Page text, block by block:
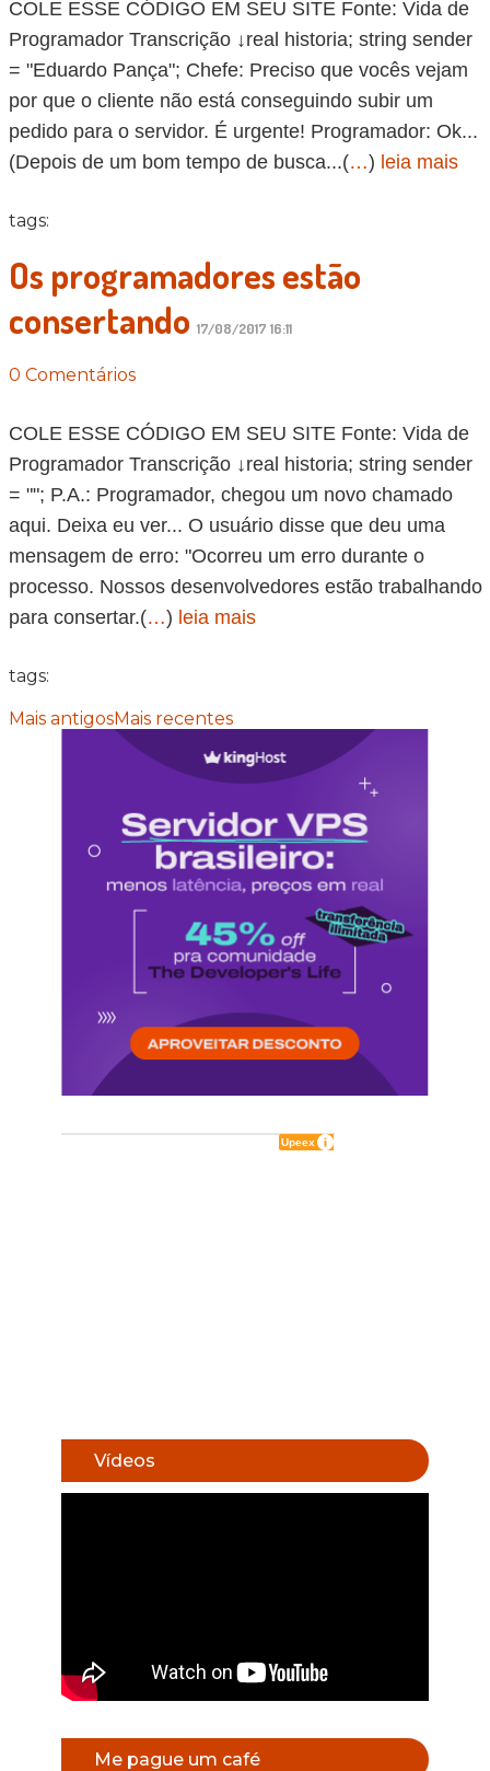
COLE ESSE CÓDIGO EM SEU SITE Fonte: Vida de
Programador Transcrição ↓real historia; string sender
= "Eduardo Pança"; Chefe: Preciso que vocês vejam
por que o cliente não está conseguindo subir um
pedido para o servidor. É urgente! Programador: Ok...
(Depois de um bom tempo de busca...(…) leia mais
tags:
Os programadores estão
consertando 17/08/2017 16:11
0 Comentários
COLE ESSE CÓDIGO EM SEU SITE Fonte: Vida de
Programador Transcrição ↓real historia; string sender
= ""; P.A.: Programador, chegou um novo chamado
aqui. Deixa eu ver... O usuário disse que deu uma
mensagem de erro: "Ocorreu um erro durante o
processo. Nossos desenvolvedores estão trabalhando
para consertar.(…) leia mais
tags:
Mais antigosMais recentes
Vídeos
Me pague um café